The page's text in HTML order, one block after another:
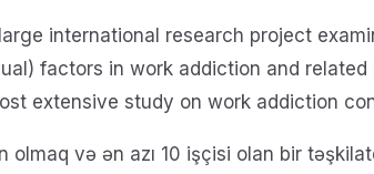
international research project
factors in work addiction and
extensive study on work addiction
olmaq və ən azı 10 işçisi olan bir